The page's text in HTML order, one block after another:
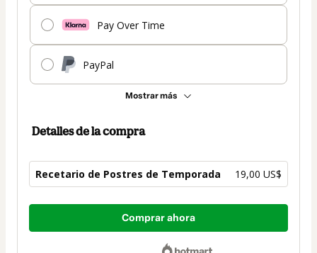
Pay Over Time
PayPal
Mostrar más
Detalles de la compra
Recetario de Postres de Temporada 19,00 US$
Total
Comprar ahora